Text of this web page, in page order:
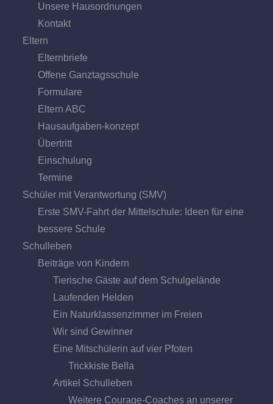
Unsere Hausordnungen
Kontakt
Eltern
Elternbriefe
Offene Ganz­tags­schule
Formulare
Eltern ABC
Hausaufgaben-konzept
Übertritt
Einschulung
Termine
Schüler mit Verantwortung (SMV)
Erste SMV-Fahrt der Mittelschule: Ideen für eine
bessere Schule
Schulleben
Beiträge von Kindern
Tierische Gäste auf dem Schulgelände
Laufenden Helden
Ein Naturklassenzimmer im Freien
Wir sind Gewinner
Eine Mitschülerin auf vier Pfoten
Trickkiste Bella
Artikel Schulleben
Weitere Courage-Coaches an unserer